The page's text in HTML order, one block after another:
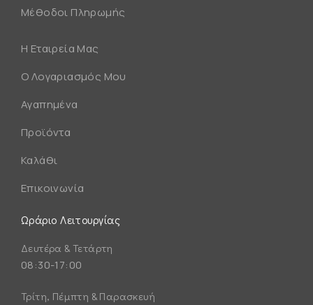
Μέθοδοι Πληρωμής
Η Εταιρεία Μας
Ο Λογαριασμός Μου
Αγαπημένα
Προϊόντα
Καλάθι
Επικοινωνία
Ωράριο Λειτουργίας
Δευτέρα & Τετάρτη
08:30-17:00
Τρίτη, Πέμπτη & Παρασκευή